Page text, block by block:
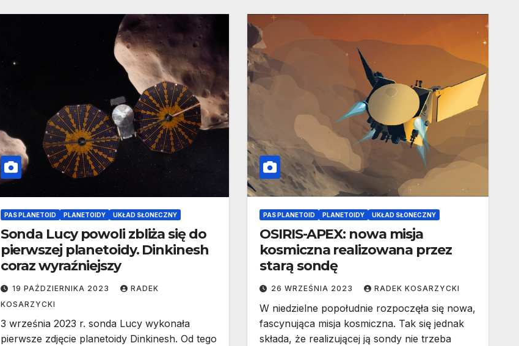
PAS PLANETOID PLANETOIDY UKŁAD SŁONECZNY
Sonda Lucy powoli zbliża się do
pierwszej planetoidy. Dinkinesh
coraz wyraźniejszy
19 PAŹDZIERNIKA 2023
RADEK
KOSARZYCKI
3 września 2023 r. sonda Lucy wykonała
pierwsze zdjęcie planetoidy Dinkinesh. Od tego
PAS PLANETOID PLANETOIDY UKŁAD SŁONECZNY
OSIRIS-APEX: nowa misja
kosmiczna realizowana przez
starą sondę
26 WRZEŚNIA 2023 RADEK KOSARZYCKI
W niedzielne popołudnie rozpoczęła się nowa,
fascynująca misja kosmiczna. Tak się jednak
składa, że realizującej ją sondy nie trzeba